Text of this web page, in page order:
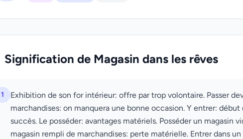
Signification de Magasin dans les rêves
1
Exhibition de son for intérieur: offre par trop volontaire. Passer
marchandises: on manquera une bonne occasion. Y entrer:
succès. Le posséder: avantages matériels. Posséder un magasin
magasin rempli de marchandises: perte matérielle. Entrer dans